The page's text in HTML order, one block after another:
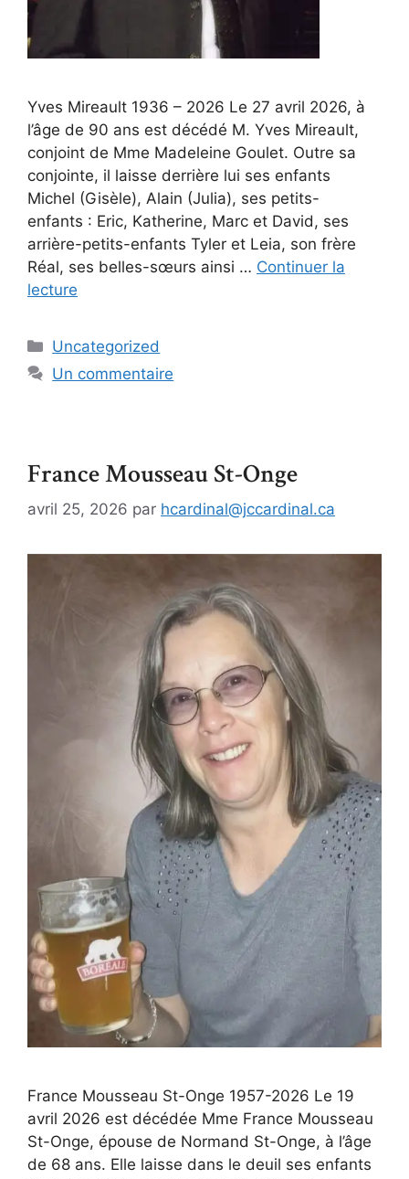
Yves Mireault 1936 – 2026 Le 27 avril 2026, à
l’âge de 90 ans est décédé M. Yves Mireault,
conjoint de Mme Madeleine Goulet. Outre sa
conjointe, il laisse derrière lui ses enfants
Michel (Gisèle), Alain (Julia), ses petits-
enfants : Eric, Katherine, Marc et David, ses
arrière-petits-enfants Tyler et Leia, son frère
Réal, ses belles-sœurs ainsi … Continuer la
lecture
Uncategorized
Un commentaire
France Mousseau St-Onge
avril 25, 2026 par hcardinal@jccardinal.ca
France Mousseau St-Onge 1957-2026 Le 19
avril 2026 est décédée Mme France Mousseau
St-Onge, épouse de Normand St-Onge, à l’âge
de 68 ans. Elle laisse dans le deuil ses enfants